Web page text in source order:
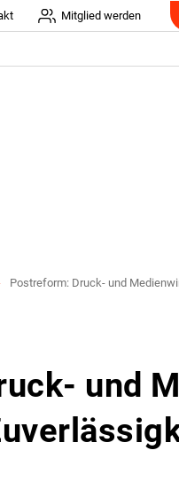
Mitglied werden
Postreform: Druck- und
und